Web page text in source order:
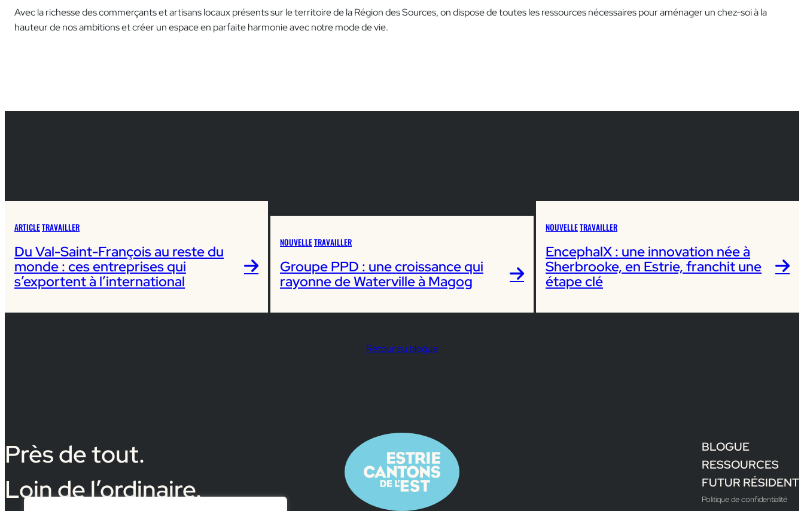
Avec la richesse des commerçants et artisans locaux présents sur le territoire de la Région des Sources, on dispose de toutes les ressources nécessaires pour aménager un chez-soi à la
hauteur de nos ambitions et créer un espace en parfaite harmonie avec notre mode de vie.
ARTICLETRAVAILLER
Du Val-Saint-François au reste du
monde : ces entreprises qui
s’exportent à l’international
NOUVELLETRAVAILLER
Groupe PPD : une croissance qui
rayonne de Waterville à Magog
NOUVELLETRAVAILLER
EncephalX : une innovation née à
Sherbrooke, en Estrie, franchit une
étape clé
Retour au blogue
Près de tout.
Loin de l’ordinaire.
BLOGUE
RESSOURCES
FUTUR RÉSIDENT
Politique de confidentialité